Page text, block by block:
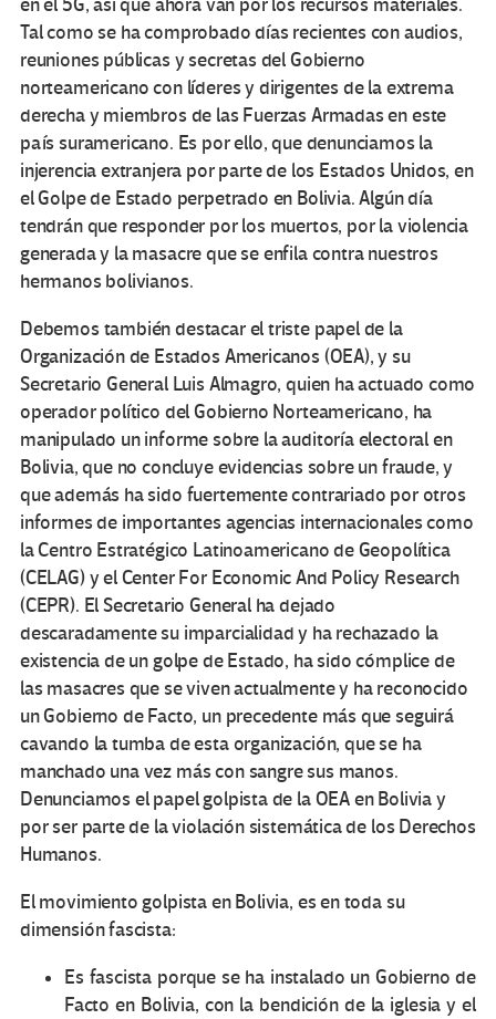
en el 5G, así que ahora van por los recursos materiales.
Tal como se ha comprobado días recientes con audios,
reuniones públicas y secretas del Gobierno
norteamericano con líderes y dirigentes de la extrema
derecha y miembros de las Fuerzas Armadas en este
país suramericano. Es por ello, que denunciamos la
injerencia extranjera por parte de los Estados Unidos, en
el Golpe de Estado perpetrado en Bolivia. Algún día
tendrán que responder por los muertos, por la violencia
generada y la masacre que se enfila contra nuestros
hermanos bolivianos.
Debemos también destacar el triste papel de la
Organización de Estados Americanos (OEA), y su
Secretario General Luis Almagro, quien ha actuado como
operador político del Gobierno Norteamericano, ha
manipulado un informe sobre la auditoría electoral en
Bolivia, que no concluye evidencias sobre un fraude, y
que además ha sido fuertemente contrariado por otros
informes de importantes agencias internacionales como
la Centro Estratégico Latinoamericano de Geopolítica
(CELAG) y el Center For Economic And Policy Research
(CEPR). El Secretario General ha dejado
descaradamente su imparcialidad y ha rechazado la
existencia de un golpe de Estado, ha sido cómplice de
las masacres que se viven actualmente y ha reconocido
un Gobierno de Facto, un precedente más que seguirá
cavando la tumba de esta organización, que se ha
manchado una vez más con sangre sus manos.
Denunciamos el papel golpista de la OEA en Bolivia y
por ser parte de la violación sistemática de los Derechos
Humanos.
El movimiento golpista en Bolivia, es en toda su
dimensión fascista:
Es fascista porque se ha instalado un Gobierno de
Facto en Bolivia, con la bendición de la iglesia y el